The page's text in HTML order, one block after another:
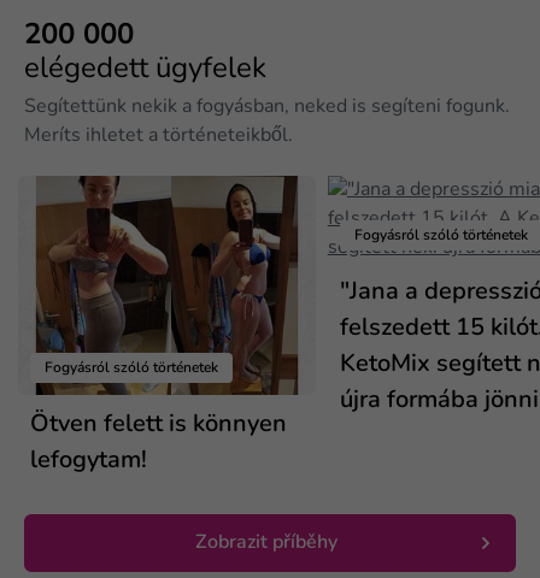
200 000
elégedett ügyfelek
Segítettünk nekik a fogyásban, neked is segíteni fogunk.
Meríts ihletet a történeteikből.
Fogyásról szóló történetek
Ötven felett is könnyen
lefogytam!
Fogyásról szóló történetek
"Jana a
felszedett 15
KetoMix segített
újra formába
Zobrazit příběhy